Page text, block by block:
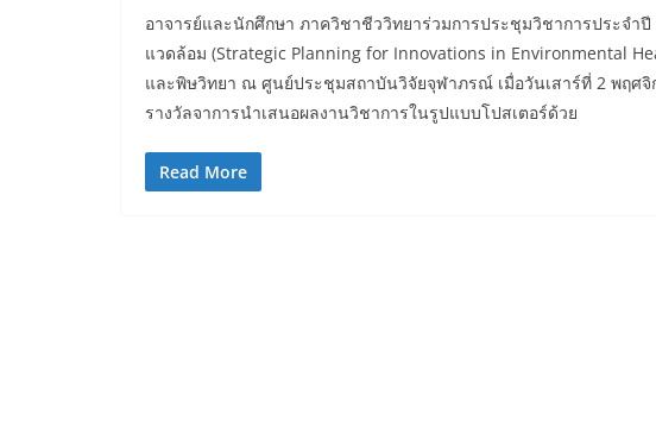
อาจารย์และนักศึกษา ภาควิชาชีววิทยาร่วมการประชุมวิชาการประจำ
แวดล้อม (Strategic Planning for Innovations in Environmental
และพิษวิทยา ณ ศูนย์ประชุมสถาบันวิจัยจุฬาภรณ์ เมื่อวันเสาร์ที่ 2 พฤศ
รางวัลจาการนำเสนอผลงานวิชาการในรูปแบบโปสเตอร์ด้วย
Read More